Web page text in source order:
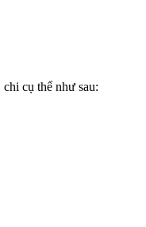
cụ thể như sau: